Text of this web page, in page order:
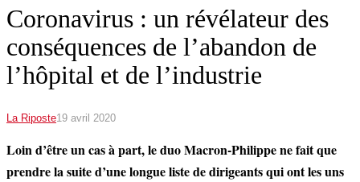
Coronavirus : un révélateur des
conséquences de l’abandon de
l’hôpital et de l’industrie
La Riposte19 avril 2020
Loin d’être un cas à part, le duo Macron-Philippe ne fait que
prendre la suite d’une longue liste de dirigeants qui ont les uns